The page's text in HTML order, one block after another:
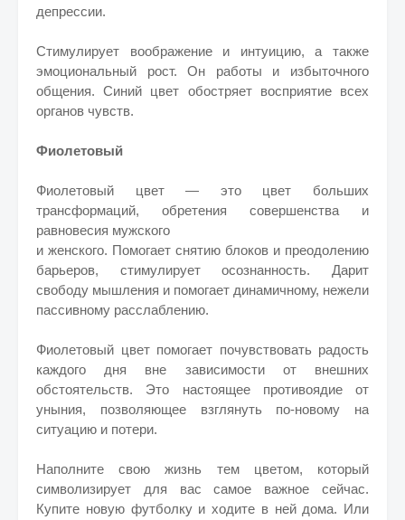
депрессии.
Стимулирует воображение и интуицию, а также
эмоциональный рост. Он работы и избыточного
общения. Синий цвет обостряет восприятие всех
органов чувств.
Фиолетовый
Фиолетовый цвет — это цвет больших
трансформаций, обретения совершенства и
равновесия мужского
и женского. Помогает снятию блоков и преодолению
барьеров, стимулирует осознанность. Дарит
свободу мышления и помогает динамичному, нежели
пассивному расслаблению.
Фиолетовый цвет помогает почувствовать радость
каждого дня вне зависимости от внешних
обстоятельств. Это настоящее противоядие от
уныния, позволяющее взглянуть по-новому на
ситуацию и потери.
Наполните свою жизнь тем цветом, который
символизирует для вас самое важное сейчас.
Купите новую футболку и ходите в ней дома. Или